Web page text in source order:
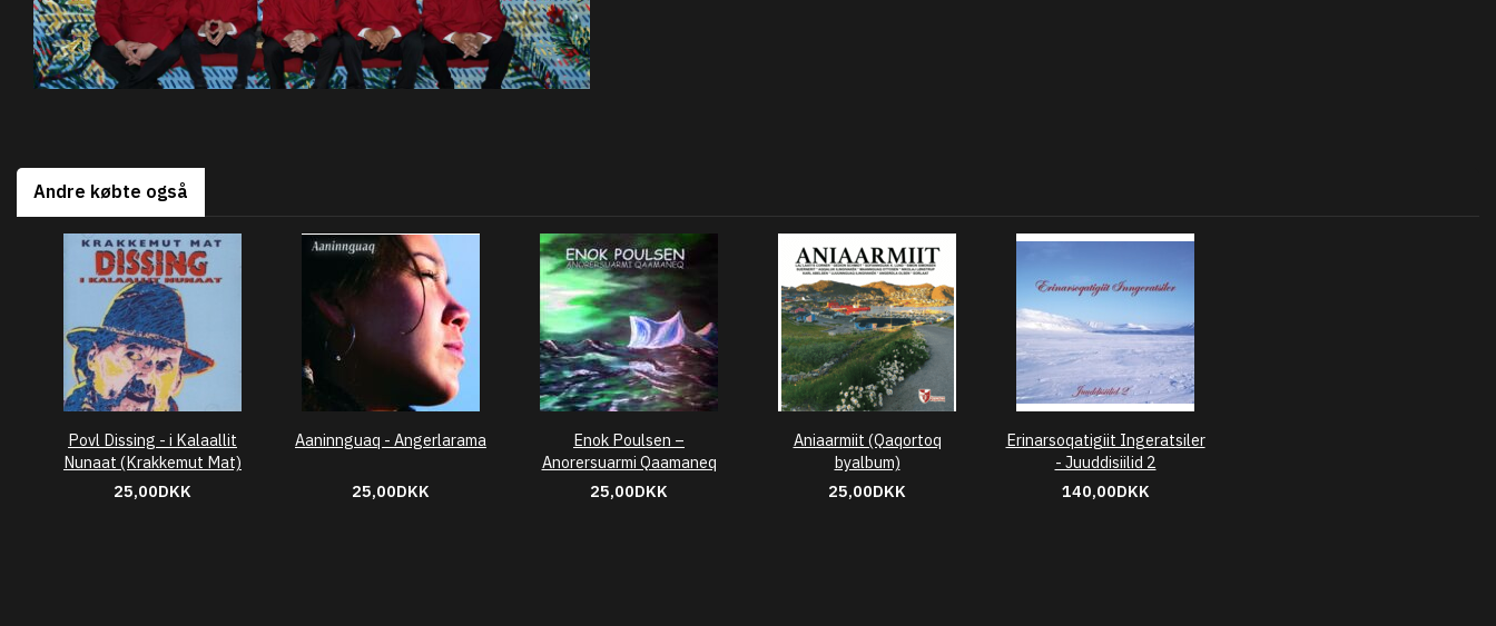
Andre købte også
Povl Dissing - i Kalaallit
Nunaat (Krakkemut Mat)
25,00DKK
Aaninnguaq - Angerlarama
25,00DKK
Enok Poulsen –
Anorersuarmi Qaamaneq
25,00DKK
Aniaarmiit (Qaqortoq
byalbum)
25,00DKK
Erinarsoqatigiit Ingeratsiler
- Juuddisiilid 2
140,00DKK